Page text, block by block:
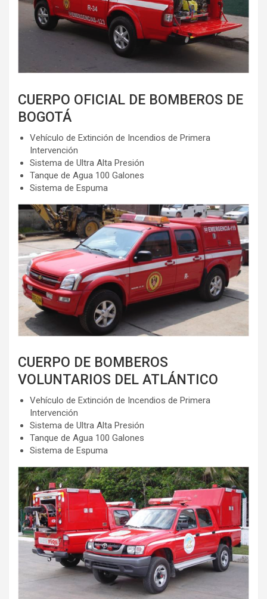
CUERPO OFICIAL DE BOMBEROS DE
BOGOTÁ
Vehículo de Extinción de Incendios de Primera
Intervención
Sistema de Ultra Alta Presión
Tanque de Agua 100 Galones
Sistema de Espuma
CUERPO DE BOMBEROS
VOLUNTARIOS DEL ATLÁNTICO
Vehículo de Extinción de Incendios de Primera
Intervención
Sistema de Ultra Alta Presión
Tanque de Agua 100 Galones
Sistema de Espuma